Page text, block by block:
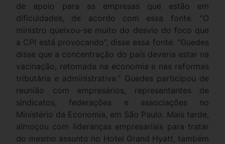
de apoio para as empresas que estão em
dificuldades, de acordo com essa fonte. “O
ministro queixou-se muito do desvio do foco que
a CPI está provocando”, disse essa fonte. “Guedes
disse que a concentração do país deveria estar na
vacinação, retomada na economia e nas reformas
tributária e administrativa.” Guedes participou de
reunião com empresários, representantes de
sindicatos, federações e associações no
Ministério da Economia, em São Paulo. Mais tarde,
almoçou com lideranças empresariais para tratar
do mesmo assunto no Hotel Grand Hyatt, também